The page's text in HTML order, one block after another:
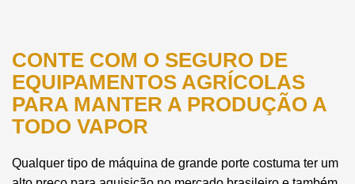
CONTE COM O SEGURO DE
EQUIPAMENTOS AGRÍCOLAS
PARA MANTER A PRODUÇÃO A
TODO VAPOR
Qualquer tipo de máquina de grande porte costuma ter um